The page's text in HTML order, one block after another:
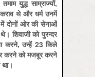
तमामयुद्धसाम्राज्यों,
थेऔरधर्मउनमें
मेंदोनों ओरकीसेनाओं
थे।शिवाजीकोपुरन्दर
करने,उन्हें 23किले
करनेकोमजबूरकरने
था।